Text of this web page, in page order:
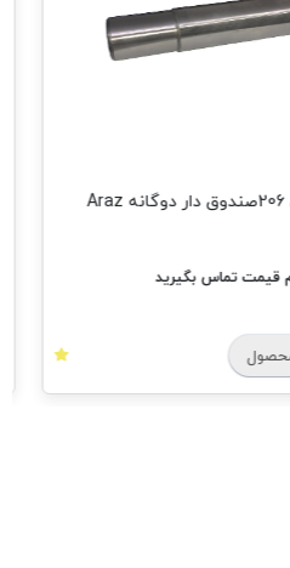
پین ژامبون 206صندوق دار دوگانه Araz
جهت استعلام قیمت
خرید محصول